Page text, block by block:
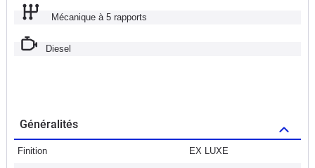
Mécanique à 5 rapports
Diesel
Généralités
Finition EX LUXE